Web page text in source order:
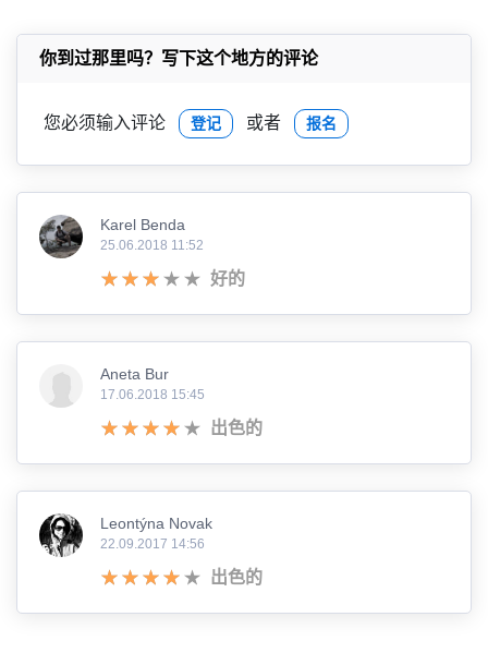
你到过那里吗？写下这个地方的评论
您必须输入评论 登记 或者 报名
Karel Benda
25.06.2018 11:52
好的
Aneta Bur
17.06.2018 15:45
出色的
Leontýna Novak
22.09.2017 14:56
出色的